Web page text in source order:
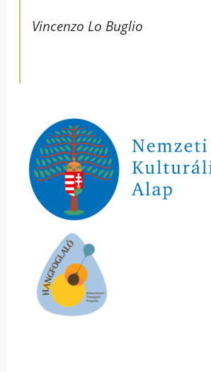
Vincenzo Lo Buglio